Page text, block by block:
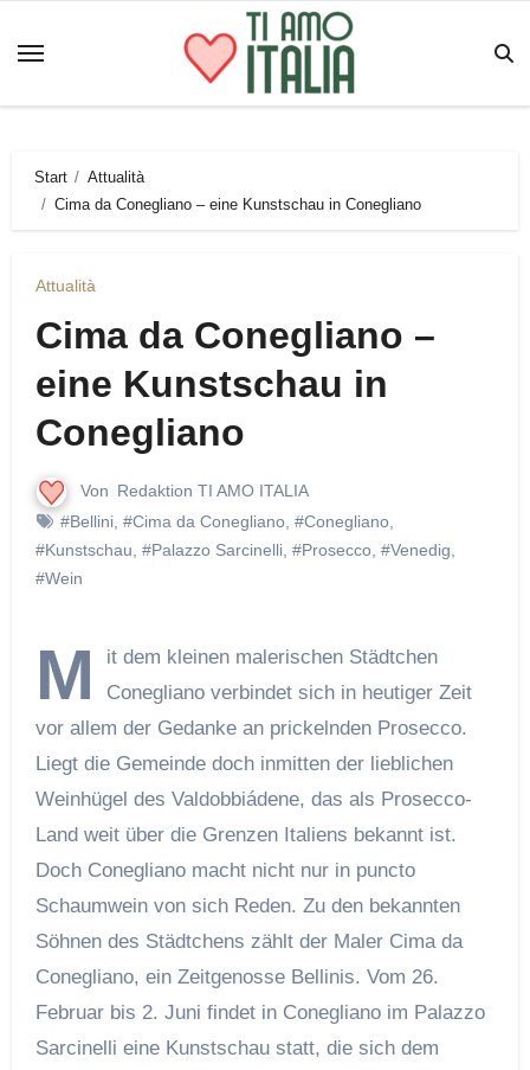
Inhalt
Start
Attualità
Cima da Conegliano – eine Kunstschau in Conegliano
Attualità
Cima da Conegliano –
eine Kunstschau in
Conegliano
Von Redaktion TI AMO ITALIA
#Bellini, #Cima da Conegliano, #Conegliano,
#Kunstschau #Palazzo Sarcinelli, #Prosecco, #Venedig
#Wein
M
it dem kleinen malerischen Städtchen
Conegliano verbindet sich in heutiger Zeit
vor allem der Gedanke an prickelnden Prosecco.
Liegt die Gemeinde doch inmitten der lieblichen
Weinhügel des Valdobbiádene, das als Prosecco-
Land weit über die Grenzen Italiens bekannt ist.
Doch Conegliano macht nicht nur in puncto
Schaumwein von sich Reden. Zu den bekannten
Söhnen des Städtchens zählt der Maler Cima da
Conegliano, ein Zeitgenosse Bellinis. Vom 26.
Februar bis 2. Juni findet in Conegliano im Palazzo
Sarcinelli eine Kunstschau statt, die sich dem